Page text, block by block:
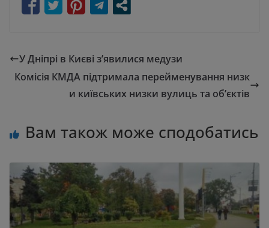
У Дніпрі в Києві з’явилися медузи
Комісія КМДА підтримала перейменування низк
и київських низки вулиць та об’єктів
Вам також може сподобатись